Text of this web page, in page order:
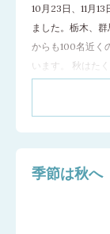
10月23日、11月
ました。栃木、
からも100名近く
います。 秋はた
こしからスター
季節は秋へ